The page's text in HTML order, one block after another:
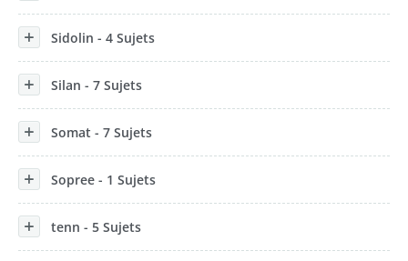
Sidolin - 4 Sujets
Silan - 7 Sujets
Somat - 7 Sujets
Sopree - 1 Sujets
tenn - 5 Sujets